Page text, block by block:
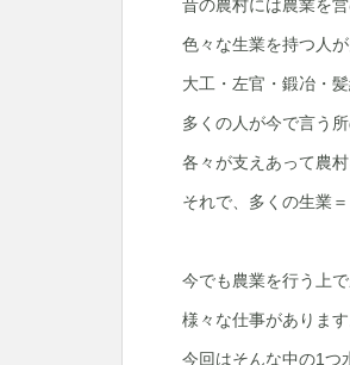
昔の農村には農業を営
色々な生業を持つ人が
大工・左官・鍛冶・
多くの人が今で言う所
各々が支えあって農
それで、多くの生業
今でも農業を行う上
様々な仕事があります
今回はそんな中の1つ